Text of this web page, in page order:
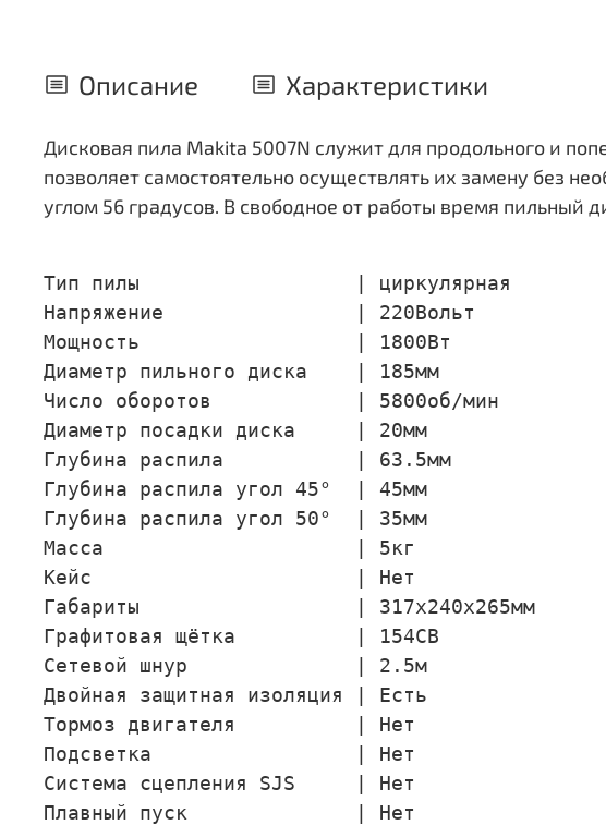
Описание Характеристики
Дисковая пила Makita 5007N служит для продольного и
позволяет самостоятельно осуществлять их замену без
углом 56 градусов. В свободное от работы время пильный
Тип пилы                  | циркулярная
Напряжение                | 220Вольт
Мощность                  | 1800Вт
Диаметр пильного диска    | 185мм
Число оборотов            | 5800об/мин
Диаметр посадки диска     | 20мм
Глубина распила           | 63.5мм
Глубина распила угол 45°  | 45мм
Глубина распила угол 50°  | 35мм
Масса                     | 5кг
Кейс                      | Нет
Габариты                  | 317x240x265мм
Графитовая щётка          | 154CB
Сетевой шнур              | 2.5м
Двойная защитная изоляция | Есть
Тормоз двигателя          | Нет
Подсветка                 | Нет
Система сцепления SJS     | Нет
Плавный пуск              | Нет